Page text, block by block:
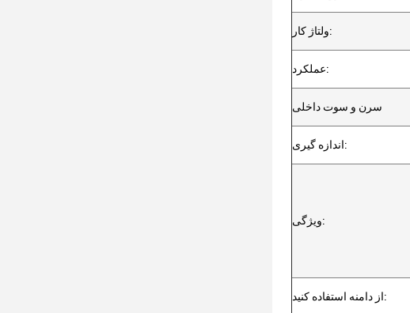
ولتاژ کار:
عملکرد:
سرن و سوت داخلی
اندازه گیری:
ویژگی:
از دامنه استفاده کنید: